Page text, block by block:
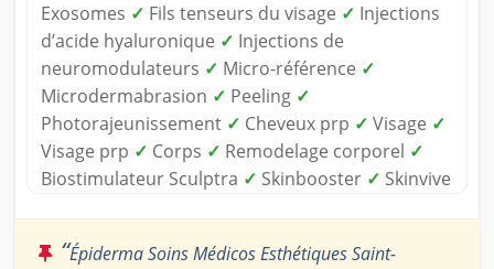
Exosomes ✓ Fils tenseurs du visage ✓ Injections
d’acide hyaluronique ✓ Injections de
neuromodulateurs ✓ Micro-référence ✓
Microdermabrasion ✓ Peeling ✓
Photorajeunissement ✓ Cheveux prp ✓ Visage ✓
Visage prp ✓ Corps ✓ Remodelage corporel ✓
Biostimulateur Sculptra ✓ Skinbooster ✓ Skinvive
“Épiderma Soins Médicos Esthétiques Saint-